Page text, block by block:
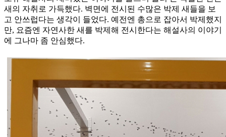
새의 자취로 가득했다. 벽면에 전시된 수많은 박제 새들을 보
고 안쓰럽다는 생각이 들었다. 예전엔 총으로 잡아서 박제했지
만, 요즘엔 자연사한 새를 박제해 전시한다는 해설사의 이야기
에 그나마 좀 안심했다.